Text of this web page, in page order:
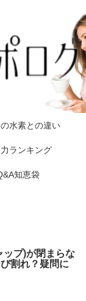
水素との違い
ランキング
知恵袋
ップ)が閉まらな
割れ？疑問に